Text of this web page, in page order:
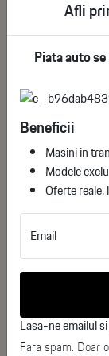
DOTARI :
Exterior :
Faruri LED față și
Jante din aliaj
Vopsea
Bare
Sistem de
(hands-free)
Would
Complete the
Nume
Afli
Piata auto
Beneficii
Masini in
Modele
Oferte
Email
Lasa-ne emailul
Fara spam. Doar